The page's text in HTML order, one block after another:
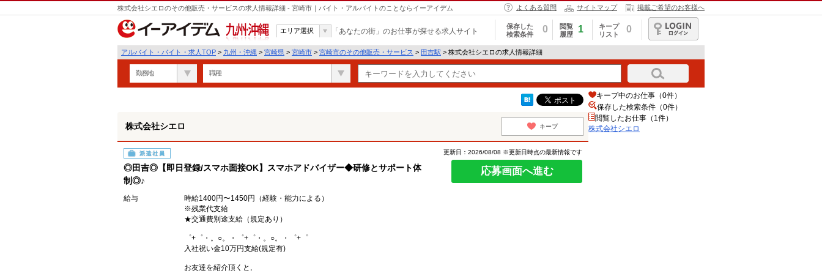
株式会社シエロのその他販売・サービスの求人情報詳細 - 宮崎市｜バイト・アルバイトのことならイーアイデム よくある質問 サイトマップ 掲載ご希望のお客様へ
九州・沖縄
エリア選択 「あなたの街」のお仕事が探せる求人サイト
保存した
検索条件
0
閲覧
履歴
1
キープ
リスト
0
ログイン
アルバイト・バイト・求人TOP > 九州・沖縄 > 宮崎県 > 宮崎市 > 宮崎市のその他販売・サービス > 田吉駅 > 株式会社シエロの求人情報詳細
勤務地 職種
株式会社シエロ キープ
派遣社員
◎田吉◎【即日登録/スマホ面接OK】スマホアドバイザー◆研修とサポート体
制◎♪
更新日：2026/08/08 ※更新日時点の最新情報です
応募画面へ進む
給与
時給1400円〜1450円（経験・能力による）
※残業代支給
★交通費別途支給（規定あり）
゜+゜・。○。・゜+゜・。○。・゜+゜
入社祝い金10万円支給(規定有)
お友達を紹介頂くと,
キープ中のお仕事（0件）
保存した検索条件（0件）
閲覧したお仕事（1件）
株式会社シエロ